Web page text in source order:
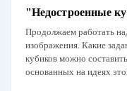
"Недостроенные
Продолжаем работать
изображения. Какие
кубиков можно
основанных на идеях